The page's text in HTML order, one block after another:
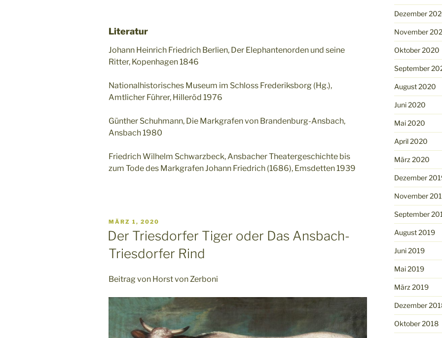
Literatur
Johann Heinrich Friedrich Berlien, Der Elephantenorden und seine
Ritter, Kopenhagen 1846
Nationalhistorisches Museum im Schloss Frederiksborg (Hg.),
Amtlicher Führer, Hilleröd 1976
Günther Schuhmann, Die Markgrafen von Brandenburg-Ansbach,
Ansbach 1980
Friedrich Wilhelm Schwarzbeck, Ansbacher Theatergeschichte bis
zum Tode des Markgrafen Johann Friedrich (1686), Emsdetten 1939
VERÖFFENTLICHT
AM
MÄRZ 1, 2020
Der Triesdorfer Tiger oder Das Ansbach-
Triesdorfer Rind
Beitrag von Horst von Zerboni
Dezember
November
Oktober 2020
September
August 2020
Juni 2020
Mai 2020
April 2020
März 2020
Dezember
November
September
August 2019
Juni 2019
Mai 2019
März 2019
Dezember
Oktober 2018